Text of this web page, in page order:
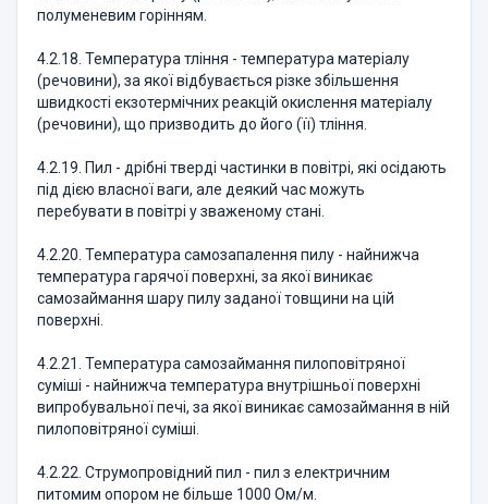
полуменевим горінням.
4.2.18. Температура тління - температура матеріалу
(речовини), за якої відбувається різке збільшення
швидкості екзотермічних реакцій окислення матеріалу
(речовини), що призводить до його (її) тління.
4.2.19. Пил - дрібні тверді частинки в повітрі, які осідають
під дією власної ваги, але деякий час можуть
перебувати в повітрі у зваженому стані.
4.2.20. Температура самозапалення пилу - найнижча
температура гарячої поверхні, за якої виникає
самозаймання шару пилу заданої товщини на цій
поверхні.
4.2.21. Температура самозаймання пилоповітряної
суміші - найнижча температура внутрішньої поверхні
випробувальної печі, за якої виникає самозаймання в ній
пилоповітряної суміші.
4.2.22. Струмопровідний пил - пил з електричним
питомим опором не більше 1000 Ом/м.